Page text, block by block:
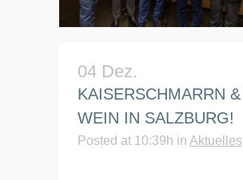
04 Dez.
KAISERSCHMARRN &
WEIN IN SALZBURG!
Posted at 10:39h in Aktuelles